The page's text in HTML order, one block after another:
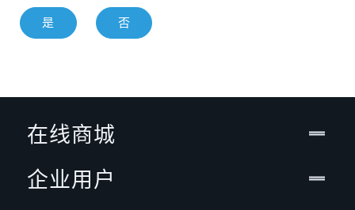
是 否
在线商城
企业用户